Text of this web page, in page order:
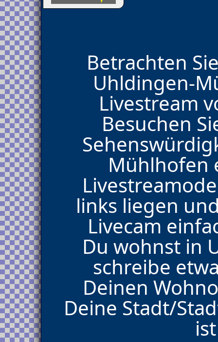
Betrachten
Uhldingen-
Livestream
Besuchen
Mühlhofen
links liegen
Livecam
Du wohnst in
schreibe
Deinen
Deine Stadt/